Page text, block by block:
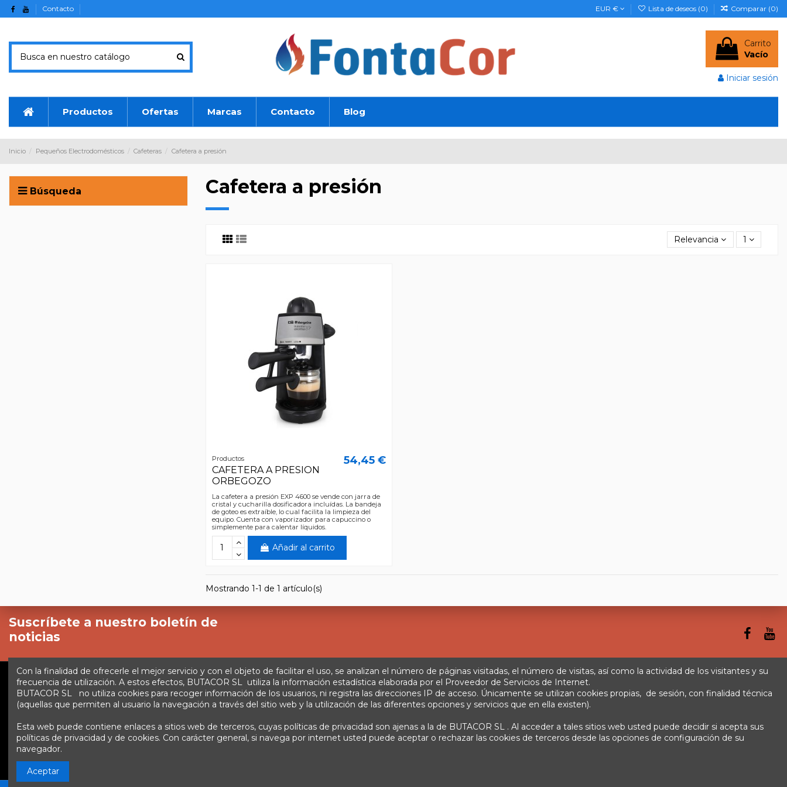
Contacto EUR € Lista de deseos (0) Comparar (0)
Carrito
Vacío
Iniciar sesión
Productos Ofertas Marcas Contacto Blog
Inicio Pequeños Electrodomésticos Cafeteras Cafetera a presión
Cafetera a presión
Relevancia 1
Productos
CAFETERA A PRESION
ORBEGOZO
54,45 €
La cafetera a presión EXP 4600 se vende con jarra de
cristal y cucharilla dosificadora incluídas. La bandeja
de goteo es extraíble, lo cual facilita la limpieza del
equipo. Cuenta con vaporizador para capuccino o
simplemente para calentar líquidos.
Añadir al carrito
Mostrando 1-1 de 1 artículo(s)
Búsqueda
Suscríbete a nuestro boletín de
noticias
Enlaces Inicio Sobre nosotros Contacte con nosotros Aviso legal Política de privacidad Tratamiento de datos Términos y condiciones
Contáctanos Fontacor Ctra. Fuente Álamo Nº45, 30153, Corvera (Murcia) 638 28 57 85 info@fontacor.com
Con la finalidad de ofrecerle el mejor servicio y con el objeto de facilitar el uso, se analizan el número de páginas visitadas, el número de visitas, así como la actividad de los visitantes y su
frecuencia de utilización. A estos efectos, BUTACOR SL utiliza la información estadística elaborada por el Proveedor de Servicios de Internet.
BUTACOR SL no utiliza cookies para recoger información de los usuarios, ni registra las direcciones IP de acceso. Únicamente se utilizan cookies propias, de sesión, con finalidad técnica
(aquellas que permiten al usuario la navegación a través del sitio web y la utilización de las diferentes opciones y servicios que en ella existen).
Esta web puede contiene enlaces a sitios web de terceros, cuyas políticas de privacidad son ajenas a la de BUTACOR SL . Al acceder a tales sitios web usted puede decidir si acepta sus
políticas de privacidad y de cookies. Con carácter general, si navega por internet usted puede aceptar o rechazar las cookies de terceros desde las opciones de configuración de su
navegador.
Aceptar